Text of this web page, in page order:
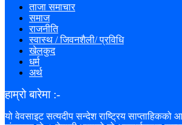
ताजा समाचार
समाज
राजनीति
स्वास्थ / जिवनशैली/ प्रविधि
खेलकुद
धर्म
अर्थ
हाम्रो बारेमा :-
यो वेवसाइट सत्यदीप सन्देश राष्ट्रिय साप्ताहिकको